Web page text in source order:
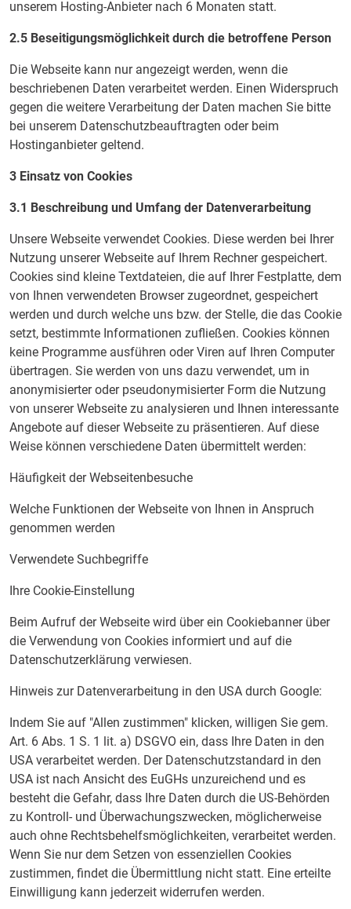
unserem Hosting-Anbieter nach 6 Monaten statt.
2.5 Beseitigungsmöglichkeit durch die betroffene Person
Die Webseite kann nur angezeigt werden, wenn die
beschriebenen Daten verarbeitet werden. Einen Widerspruch
gegen die weitere Verarbeitung der Daten machen Sie bitte
bei unserem Datenschutzbeauftragten oder beim
Hostinganbieter geltend.
3 Einsatz von Cookies
3.1 Beschreibung und Umfang der Datenverarbeitung
Unsere Webseite verwendet Cookies. Diese werden bei Ihrer
Nutzung unserer Webseite auf Ihrem Rechner gespeichert.
Cookies sind kleine Textdateien, die auf Ihrer Festplatte, dem
von Ihnen verwendeten Browser zugeordnet, gespeichert
werden und durch welche uns bzw. der Stelle, die das Cookie
setzt, bestimmte Informationen zufließen. Cookies können
keine Programme ausführen oder Viren auf Ihren Computer
übertragen. Sie werden von uns dazu verwendet, um in
anonymisierter oder pseudonymisierter Form die Nutzung
von unserer Webseite zu analysieren und Ihnen interessante
Angebote auf dieser Webseite zu präsentieren. Auf diese
Weise können verschiedene Daten übermittelt werden:
Häufigkeit der Webseitenbesuche
Welche Funktionen der Webseite von Ihnen in Anspruch
genommen werden
Verwendete Suchbegriffe
Ihre Cookie-Einstellung
Beim Aufruf der Webseite wird über ein Cookiebanner über
die Verwendung von Cookies informiert und auf die
Datenschutzerklärung verwiesen.
Hinweis zur Datenverarbeitung in den USA durch Google:
Indem Sie auf "Allen zustimmen" klicken, willigen Sie gem.
Art. 6 Abs. 1 S. 1 lit. a) DSGVO ein, dass Ihre Daten in den
USA verarbeitet werden. Der Datenschutzstandard in den
USA ist nach Ansicht des EuGHs unzureichend und es
besteht die Gefahr, dass Ihre Daten durch die US-Behörden
zu Kontroll- und Überwachungszwecken, möglicherweise
auch ohne Rechtsbehelfsmöglichkeiten, verarbeitet werden.
Wenn Sie nur dem Setzen von essenziellen Cookies
zustimmen, findet die Übermittlung nicht statt. Eine erteilte
Einwilligung kann jederzeit widerrufen werden.